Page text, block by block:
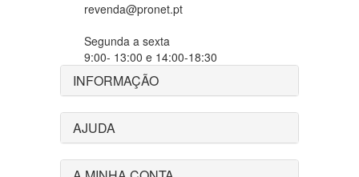
revenda@pronet.pt
Segunda a sexta
9:00- 13:00 e 14:00-18:30
INFORMAÇÃO
AJUDA